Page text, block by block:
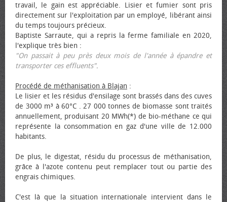
travail, le gain est appréciable. Lisier et fumier sont pris
directement sur l'exploitation par un employé, libérant ainsi
du temps toujours précieux.
Baptiste Sarraute, qui a repris la ferme familiale en 2020,
l'explique très bien :
"On passait à peu près deux mois de l'année à épandre et
transporter ces effluents".
Procédé de méthanisation à Blajan :
Le lisier et les résidus d'ensilage sont brassés dans des cuves
de 3000 m³ à 60°C . 27 000 tonnes de biomasse sont traités
annuellement, produisant 20 MWh(*) de bio-méthane ce qui
représente la consommation en gaz d'une ville de 12.000
habitants.
De plus, le digestat, résidu du processus de méthanisation,
grâce à l'azote contenu peut remplacer tout ou partie des
engrais chimiques.
C'est là que la situation internationale intervient dans le